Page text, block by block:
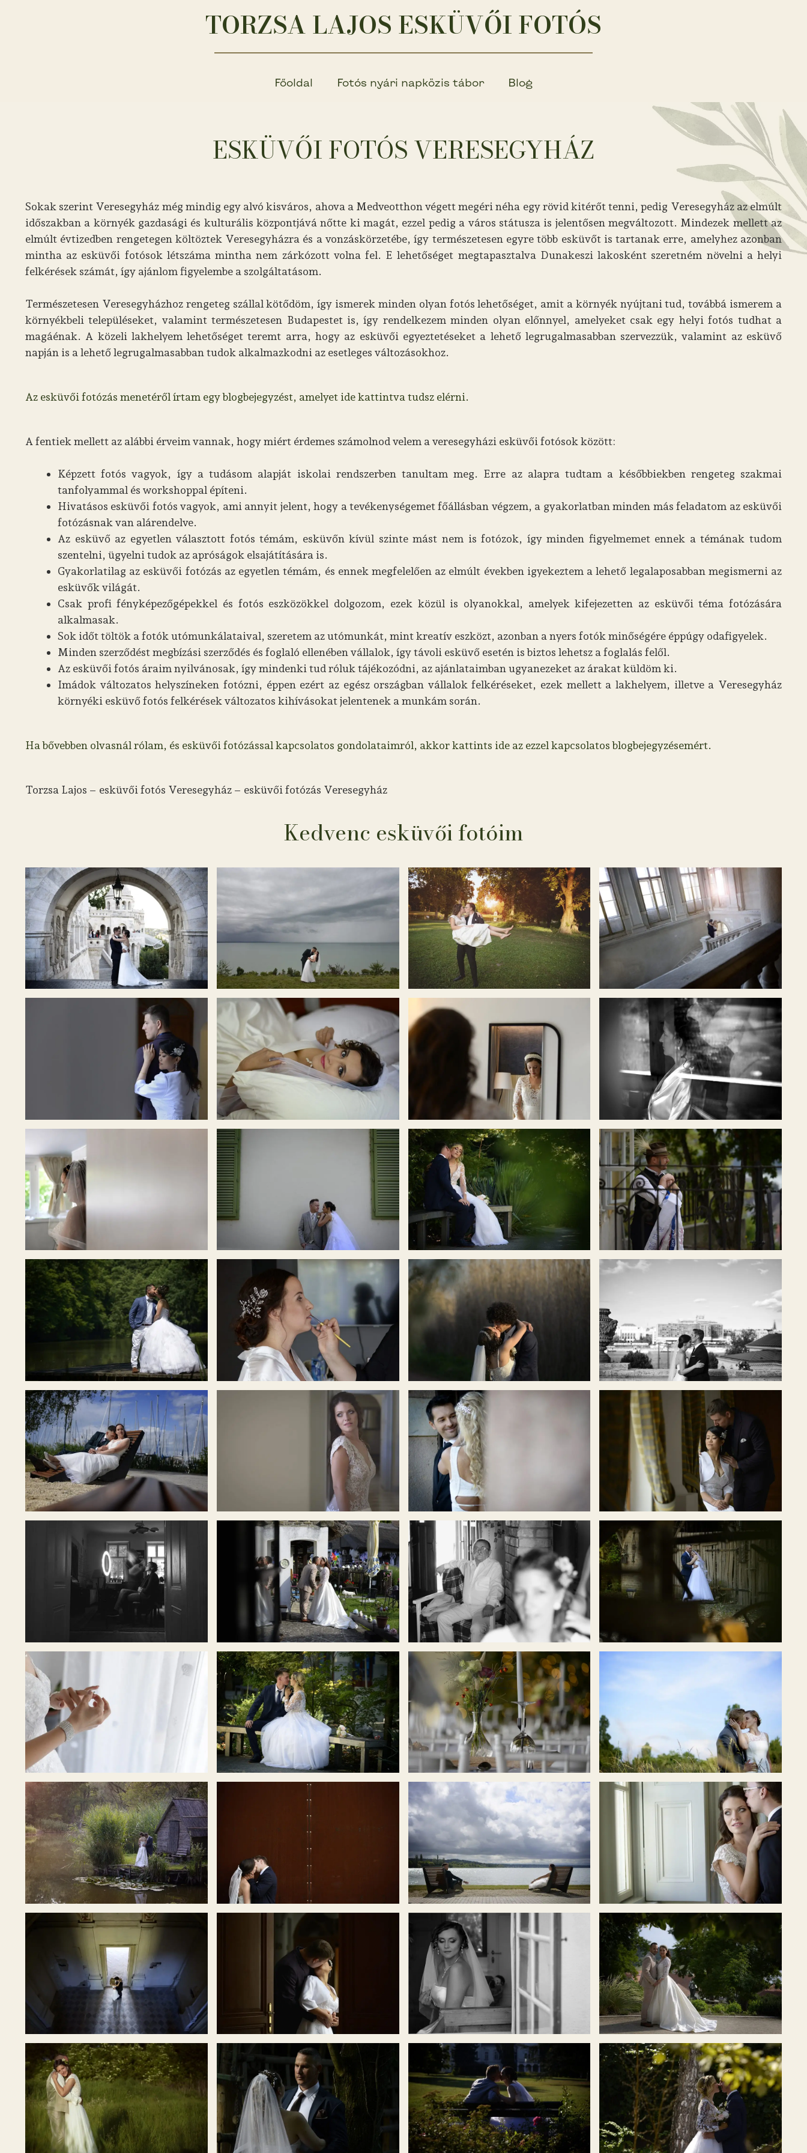
TORZSA LAJOS ESKÜVŐI FOTÓS
Főoldal Fotós nyári napközis tábor Blog
ESKÜVŐI FOTÓS VERESEGYHÁZ
Sokak szerint Veresegyház még mindig egy alvó kisváros, ahova a Medveotthon végett megéri néha egy rövid kitérőt tenni, pedig Veresegyház az elmúlt
időszakban a környék gazdasági és kulturális központjává nőtte ki magát, ezzel pedig a város státusza is jelentősen megváltozott. Mindezek mellett az
elmúlt évtizedben rengetegen költöztek Veresegyházra és a vonzáskörzetébe, így természetesen egyre több esküvőt is tartanak erre, amelyhez azonban
mintha az esküvői fotósok létszáma mintha nem zárkózott volna fel. E lehetőséget megtapasztalva Dunakeszi lakosként szeretném növelni a helyi
felkérések számát, így ajánlom figyelembe a szolgáltatásom.
Természetesen Veresegyházhoz rengeteg szállal kötődöm, így ismerek minden olyan fotós lehetőséget, amit a környék nyújtani tud, továbbá ismerem a
környékbeli településeket, valamint természetesen Budapestet is, így rendelkezem minden olyan előnnyel, amelyeket csak egy helyi fotós tudhat a
magáénak. A közeli lakhelyem lehetőséget teremt arra, hogy az esküvői egyeztetéseket a lehető legrugalmasabban szervezzük, valamint az esküvő
napján is a lehető legrugalmasabban tudok alkalmazkodni az esetleges változásokhoz.
Az esküvői fotózás menetéről írtam egy blogbejegyzést, amelyet ide kattintva tudsz elérni.
A fentiek mellett az alábbi érveim vannak, hogy miért érdemes számolnod velem a veresegyházi esküvői fotósok között:
Képzett fotós vagyok, így a tudásom alapját iskolai rendszerben tanultam meg. Erre az alapra tudtam a későbbiekben rengeteg szakmai
tanfolyammal és workshoppal építeni.
Hivatásos esküvői fotós vagyok, ami annyit jelent, hogy a tevékenységemet főállásban végzem, a gyakorlatban minden más feladatom az esküvői
fotózásnak van alárendelve.
Az esküvő az egyetlen választott fotós témám, esküvőn kívül szinte mást nem is fotózok, így minden figyelmemet ennek a témának tudom
szentelni, ügyelni tudok az apróságok elsajátítására is.
Gyakorlatilag az esküvői fotózás az egyetlen témám, és ennek megfelelően az elmúlt években igyekeztem a lehető legalaposabban megismerni az
esküvők világát.
Csak profi fényképezőgépekkel és fotós eszközökkel dolgozom, ezek közül is olyanokkal, amelyek kifejezetten az esküvői téma fotózására
alkalmasak.
Sok időt töltök a fotók utómunkálataival, szeretem az utómunkát, mint kreatív eszközt, azonban a nyers fotók minőségére éppúgy odafigyelek.
Minden szerződést megbízási szerződés és foglaló ellenében vállalok, így távoli esküvő esetén is biztos lehetsz a foglalás felől.
Az esküvői fotós áraim nyilvánosak, így mindenki tud róluk tájékozódni, az ajánlataimban ugyanezeket az árakat küldöm ki.
Imádok változatos helyszíneken fotózni, éppen ezért az egész országban vállalok felkéréseket, ezek mellett a lakhelyem, illetve a Veresegyház
környéki esküvő fotós felkérések változatos kihívásokat jelentenek a munkám során.
Ha bővebben olvasnál rólam, és esküvői fotózással kapcsolatos gondolataimról, akkor kattints ide az ezzel kapcsolatos blogbejegyzésemért.
Torzsa Lajos – esküvői fotós Veresegyház – esküvői fotózás Veresegyház
Kedvenc esküvői fotóim